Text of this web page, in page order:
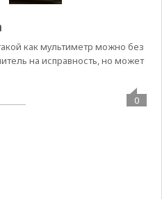
как мультиметр можно без
на исправность, но может
0